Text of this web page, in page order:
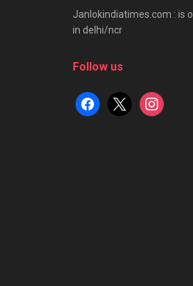
Janlokindiatimes.com : is
in delhi/ncr
Follow us
facebook
x instagram